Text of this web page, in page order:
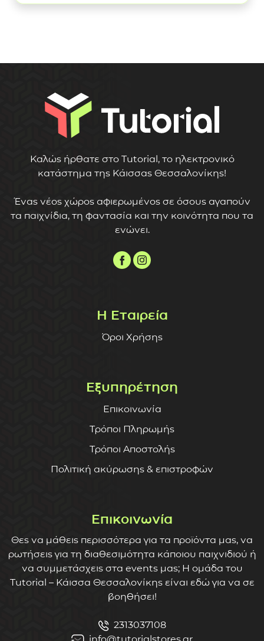
Καλώς ήρθατε στο Tutorial, το ηλεκτρονικό
κατάστημα της Κάισσας Θεσσαλονίκης!
Ένας νέος χώρος αφιερωμένος σε όσους αγαπούν
τα παιχνίδια, τη φαντασία και την κοινότητα που τα
ενώνει.
Η Εταιρεία
Όροι Χρήσης
Εξυπηρέτηση
Επικοινωνία
Τρόποι Πληρωμής
Τρόποι Αποστολής
Πολιτική ακύρωσης & επιστροφών
Επικοινωνία
Θες να μάθεις περισσότερα για τα προϊόντα μας, να
ρωτήσεις για τη διαθεσιμότητα κάποιου παιχνιδιού ή
να συμμετάσχεις στα events μας; Η ομάδα του
Tutorial – Κάισσα Θεσσαλονίκης είναι εδώ για να σε
βοηθήσει!
2313037108